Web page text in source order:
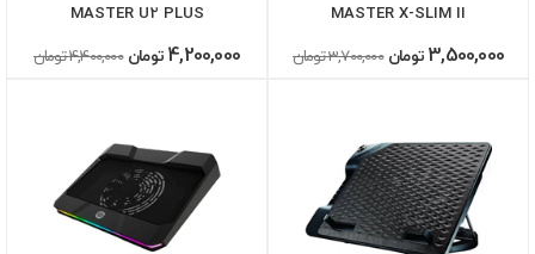
MASTER X-SLIM II
3,500,000 تومان 3,700,000 تومان
MASTER U2 PLUS
4,200,000 تومان 4,400,000 تومان